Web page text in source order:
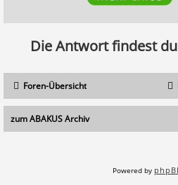
Die Antwort findest
Foren-Übersicht
zum ABAKUS Archiv
Powered by